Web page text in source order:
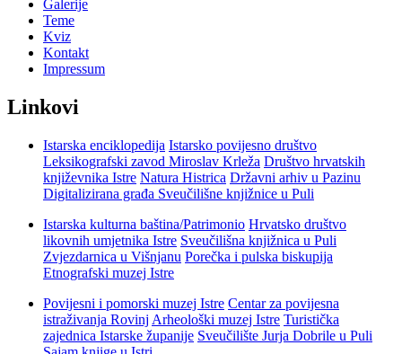
Galerije
Teme
Kviz
Kontakt
Impressum
Linkovi
Istarska enciklopedija Istarsko povijesno društvo
Leksikografski zavod Miroslav Krleža Društvo hrvatskih
književnika Istre Natura Histrica Državni arhiv u Pazinu
Digitalizirana građa Sveučilišne knjižnice u Puli
Istarska kulturna baština/Patrimonio Hrvatsko društvo
likovnih umjetnika Istre Sveučilišna knjižnica u Puli
Zvjezdarnica u Višnjanu Porečka i pulska biskupija
Etnografski muzej Istre
Povijesni i pomorski muzej Istre Centar za povijesna
istraživanja Rovinj Arheološki muzej Istre Turistička
zajednica Istarske županije Sveučilište Jurja Dobrile u Puli